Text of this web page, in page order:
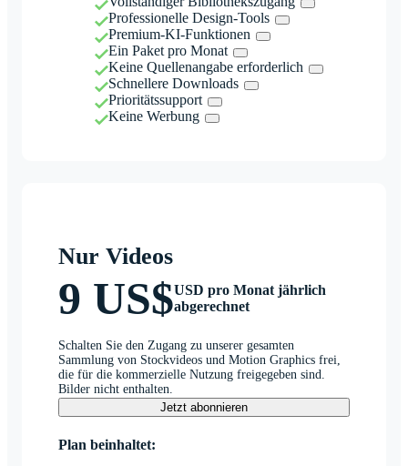
Professionelle Design-Tools
Premium-KI-Funktionen
Ein Paket pro Monat
Keine Quellenangabe erforderlich
Schnellere Downloads
Prioritätssupport
Keine Werbung
Nur Videos
9 US$USD pro Monat jährlich
abgerechnet
Schalten Sie den Zugang zu unserer gesamten
Sammlung von Stockvideos und Motion Graphics frei,
die für die kommerzielle Nutzung freigegeben sind.
Bilder nicht enthalten.
Jetzt abonnieren
Plan beinhaltet: